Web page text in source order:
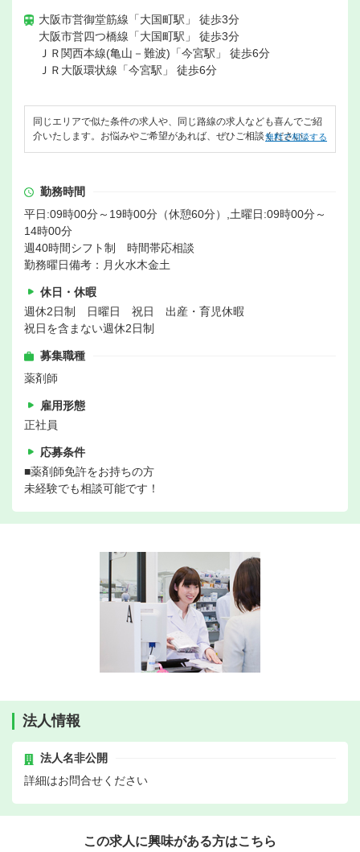
大阪市営御堂筋線「大国町駅」 徒歩3分
大阪市営四つ橋線「大国町駅」 徒歩3分
ＪＲ関西本線(亀山－難波)「今宮駅」 徒歩6分
ＪＲ大阪環状線「今宮駅」 徒歩6分
同じエリアで似た条件の求人や、同じ路線の求人なども喜んでご紹
介いたします。お悩みやご希望があれば、ぜひご相談ください。
無料で相談する
勤務時間
平日:09時00分～19時00分（休憩60分）,土曜日:09時00分～
14時00分
週40時間シフト制 時間帯応相談
勤務曜日備考：月火水木金土
休日・休暇
週休2日制 日曜日 祝日 出産・育児休暇
祝日を含まない週休2日制
募集職種
薬剤師
雇用形態
正社員
応募条件
■薬剤師免許をお持ちの方
未経験でも相談可能です！
法人情報
法人名非公開
詳細はお問合せください
この求人に興味がある方はこちら